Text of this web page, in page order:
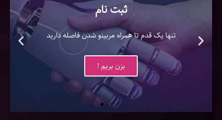
ثبت نام
تنها یک قدم تا همراه مربینو شدن فاصله دارید
بزن بریم !